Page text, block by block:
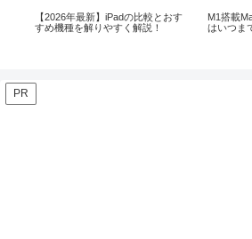
【2026年最新】iPadの比較とおす
すめ機種を解りやすく解説！
M1搭載
はいつま
PR